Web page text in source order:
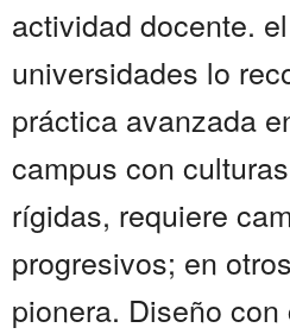
actividad docente.
universidades lo
práctica avanzada
campus con
rígidas, requiere
progresivos; en
pionera. Diseño